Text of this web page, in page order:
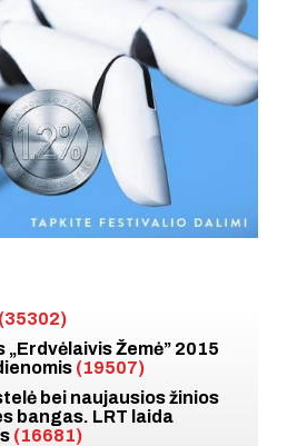
(35302)
Žemė” 2015
(19507)
bei naujausios žinios
bangas. LRT laida
(16681)